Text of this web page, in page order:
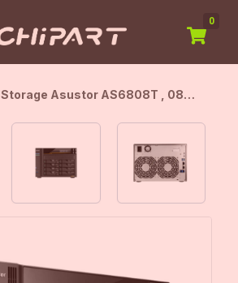
0
Storage Asustor AS6808T , 08